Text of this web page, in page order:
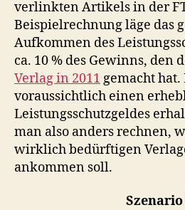
verlinkten Artikels in der
Beispielrechnung läge das
Aufkommen des
ca. 10 % des Gewinns, den
Verlag in 2011 gemacht
voraussichtlich einen
Leistungsschutzgeldes
man also anders rechnen,
wirklich bedürftigen
ankommen soll.
Szenario